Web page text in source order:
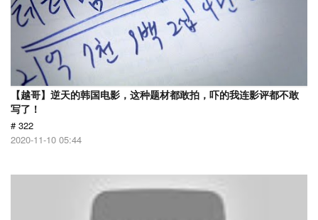
【越哥】逆天的韩国电影，这种题材都敢拍，吓的我连影评都不敢
写了！
# 322
2020-11-10 05:44